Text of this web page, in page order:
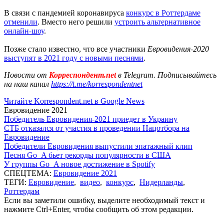
В связи с пандемией коронавируса конкурс в Роттердаме
отменили. Вместо него решили устроить альтернативное
онлайн-шоу.
Позже стало известно, что все участники Евровидения-2020
выступят в 2021 году с новыми песнями.
Новости от Корреспондент.netв Telegram. Подписывайтесь
на наш канал https://t.me/korrespondentnet
Читайте Korrespondent.net в Google News
Евровидение 2021
Победитель Евровидения-2021 приедет в Украину
СТБ отказался от участия в проведении Нацотбора на
Евровидение
Победители Евровидения выпустили эпатажный клип
Песня Go_A бьет рекорды популярности в США
У группы Go_A новое достижение в Spotify
СПЕЦТЕМА: Евровидение 2021
ТЕГИ: Евровидение, видео, конкурс, Нидерланды,
Роттердам
Если вы заметили ошибку, выделите необходимый текст и
нажмите Ctrl+Enter, чтобы сообщить об этом редакции.